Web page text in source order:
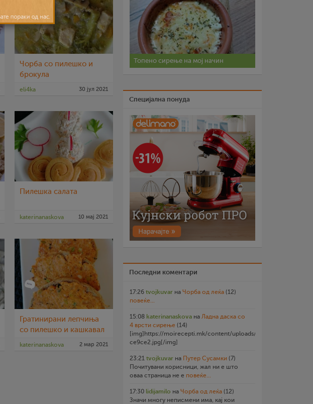
Чорба со пилешко и
брокула
eli4ka 30 јул 2021
Пилешка салата
katerinanaskova 10 мај 2021
Гратинирани лепчиња
со пилешко и кашкавал
katerinanaskova 2 мар 2021
Топено сирење на мој начин
Специјална понуда
Последни коментари
17:26 tvojkuvar на Чорба од леќа (12)
повеќе...
15:08 katerinanaskova на Ладна даска со
4 врсти сирење (14)
[img]https://moirecepti.mk/content/uploads/2026/07/
ce9ce2.jpg[/img]
23:21 tvojkuvar на Путер Сусамки (7)
Почитувани корисници, жал ни е што
оваа страница не е повеќе...
17:30 lidijamilo на Чорба од леќа (12)
Значи многу неписмени има, кај кои